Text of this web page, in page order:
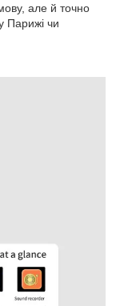
але й точно
Парижі чи